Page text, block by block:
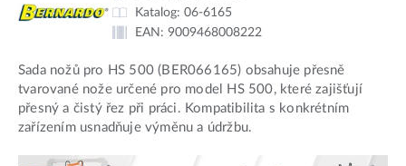
Katalog: 06-6165
EAN: 9009468008222
Sada nožů pro HS 500 (BER066165) obsahuje přesně
tvarované nože určené pro model HS 500, které zajišťují
přesný a čistý řez při práci. Kompatibilita s konkrétním
zařízením usnadňuje výměnu a údržbu.